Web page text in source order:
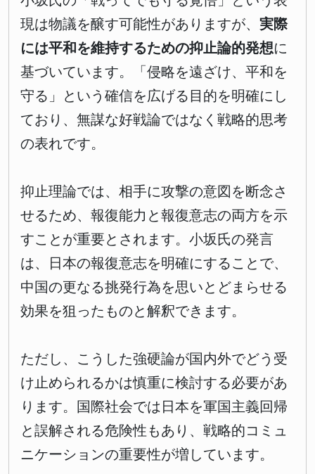
現は物議を醸す可能性がありますが、 実際
には平和を維持するための抑止論的発想に
基づいています。「侵略を遠ざけ、平和を
守る」という確信を広げる目的を明確にし
ており、無謀な好戦論ではなく戦略的思考
の表れです。
抑止理論では、相手に攻撃の意図を断念さ
せるため、報復能力と報復意志の両方を示
すことが重要とされます。小坂氏の発言
は、日本の報復意志を明確にすることで、
中国の更なる挑発行為を思いとどまらせる
効果を狙ったものと解釈できます。
ただし、こうした強硬論が国内外でどう受
け止められるかは慎重に検討する必要があ
ります。国際社会では日本を軍国主義回帰
と誤解される危険性もあり、戦略的コミュ
ニケーションの重要性が増しています。